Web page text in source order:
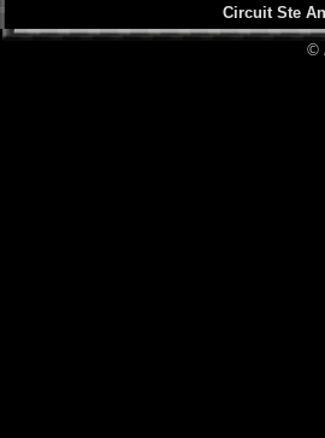
Circuit Ste
©